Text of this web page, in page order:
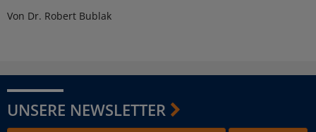
Von Dr. Robert Bublak
UNSERE NEWSLETTER